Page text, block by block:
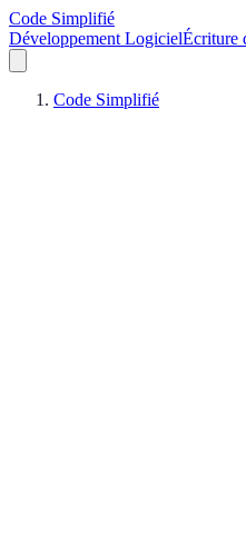
Code Simplifié
Développement LogicielÉcriture
Code Simplifié